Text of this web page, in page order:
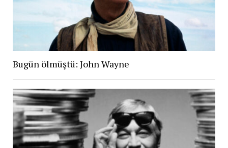
Bugün ölmüştü: John Wayne